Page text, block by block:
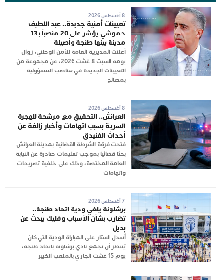
8 أغسطس 2026
تعيينات أمنية جديدة.. عبد اللطيف
حموشي يؤشر على 20 منصباً بـ13
مدينة بينها طنجة وأصيلة
أعلنت المديرية العامة للأمن الوطني، زوال
يومه السبت 8 غشت 2026، عن مجموعة من
التعيينات الجديدة في مناصب المسؤولية
بمصالح
8 أغسطس 2026
العرائش.. التحقيق مع مرشحة للهجرة
السرية بسبب اتهامات وأخبار زائفة عن
أحداث الفنيدق
فتحت فرقة الشرطة القضائية بمدينة العرائش
بحثا قضائيا بموجب تعليمات صادرة عن النيابة
العامة المختصة، وذلك على خلفية تصريحات
واتهامات
7 أغسطس 2026
برشلونة يلغي ودية اتحاد طنجة..
تضارب بشأن الأسباب وفليك يبحث عن
بديل
أُسدل الستار على المباراة الودية التي كان
يُنتظر أن تجمع نادي برشلونة باتحاد طنجة،
يوم 15 غشت الجاري بالملعب الكبير